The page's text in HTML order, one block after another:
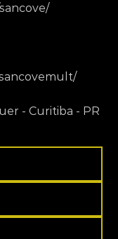
- Curitiba - PR